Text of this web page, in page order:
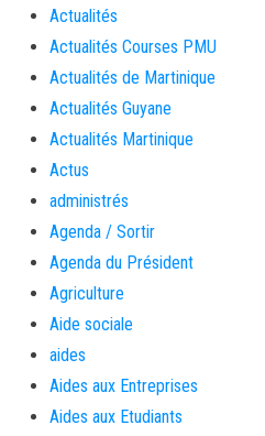
Actualités
Actualités Courses PMU
Actualités de Martinique
Actualités Guyane
Actualités Martinique
Actus
administrés
Agenda / Sortir
Agenda du Président
Agriculture
Aide sociale
aides
Aides aux Entreprises
Aides aux Etudiants